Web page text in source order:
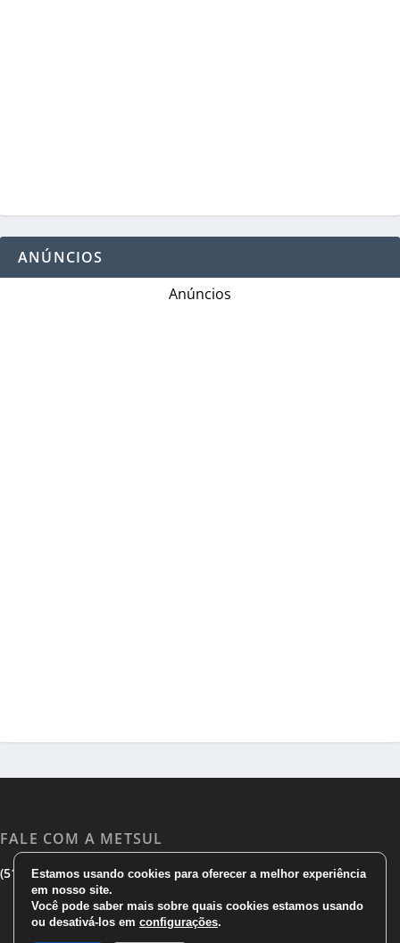
ANÚNCIOS
Anúncios
FALE COM A METSUL
(51) 3533 1983|(51)3785 7752|comercial@metsul.com
Estamos usando cookies para oferecer a melhor experiência
em nosso site.
Você pode saber mais sobre quais cookies estamos usando
ou desativá-los em configurações.